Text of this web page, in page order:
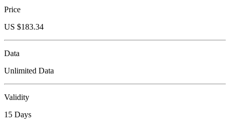
Price
US $183.34
Data
Unlimited Data
Validity
15 Days